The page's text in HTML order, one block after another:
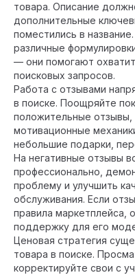
товара. Описание
дополнительные
поместились в
различные
— они помогают
поисковых запросов.
Работа с отзывами
в поиске. Поощряйте
положительные отзывы,
мотивационные
небольшие подарки,
На негативные отзывы
профессионально,
проблему и улучшить
обслуживания. Если
правила маркетплейса,
поддержку для его
Ценовая стратегия
товара в поиске.
корректируйте свои с